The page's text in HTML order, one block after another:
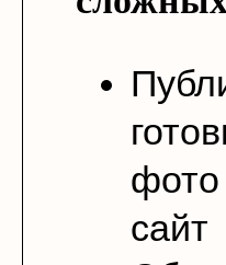
фото
сайт